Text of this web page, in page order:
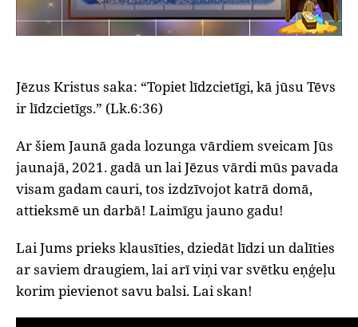
Jēzus Kristus saka: “Topiet līdzcietīgi, kā jūsu Tēvs
ir līdzcietīgs.” (Lk.6:36)
Ar šiem Jaunā gada lozunga vārdiem sveicam Jūs
jaunajā, 2021. gadā un lai Jēzus vārdi mūs pavada
visam gadam cauri, tos izdzīvojot katrā domā,
attieksmē un darbā! Laimīgu jauno gadu!
Lai Jums prieks klausīties, dziedāt līdzi un dalīties
ar saviem draugiem, lai arī viņi var svētku eņģeļu
korim pievienot savu balsi. Lai skan!